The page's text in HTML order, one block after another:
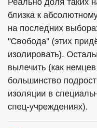
близка к
на последних
"Свобода" (этих
изолировать).
вылечить (как
большинство
изоляции в
спец-учреждениях).